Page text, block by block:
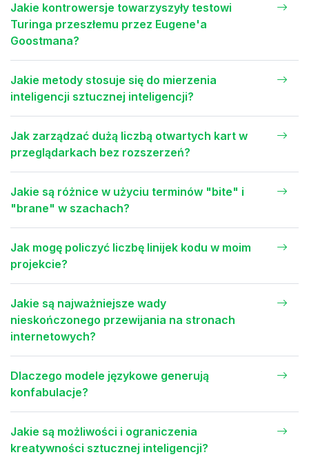
Jakie kontrowersje towarzyszyły testowi
Turinga przeszłemu przez Eugene'a
Goostmana?
Jakie metody stosuje się do mierzenia
inteligencji sztucznej inteligencji?
Jak zarządzać dużą liczbą otwartych kart w
przeglądarkach bez rozszerzeń?
Jakie są różnice w użyciu terminów "bite" i
"brane" w szachach?
Jak mogę policzyć liczbę linijek kodu w moim
projekcie?
Jakie są najważniejsze wady
nieskończonego przewijania na stronach
internetowych?
Dlaczego modele językowe generują
konfabulacje?
Jakie są możliwości i ograniczenia
kreatywności sztucznej inteligencji?